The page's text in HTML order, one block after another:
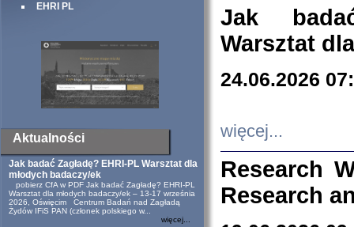
EHRI PL
Aktualności
Jak badać Zagładę? EHRI-PL Warsztat dla
młodych badaczy/ek
pobierz CfA w PDF Jak badać Zagładę? EHRI-PL
Warsztat dla młodych badaczy/ek – 13-17 września
2026, Oświęcim Centrum Badań nad Zagładą
Żydów IFiS PAN (członek polskiego w...
więcej...
Jak
Warsztat
24.06.2026
więcej...
Research
Research